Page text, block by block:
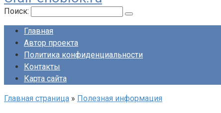
Поиск:
Главная
Автор проекта
Политика конфиденциальности
Контакты
Карта сайта
Главная страница » Полезная информация